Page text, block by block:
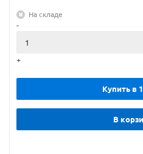
На складе
-
+
Купить в
В